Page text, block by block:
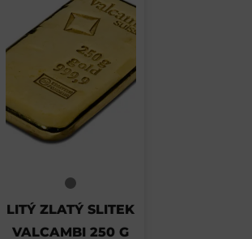
LITÝ ZLATÝ SLITEK
VALCAMBI 250 G